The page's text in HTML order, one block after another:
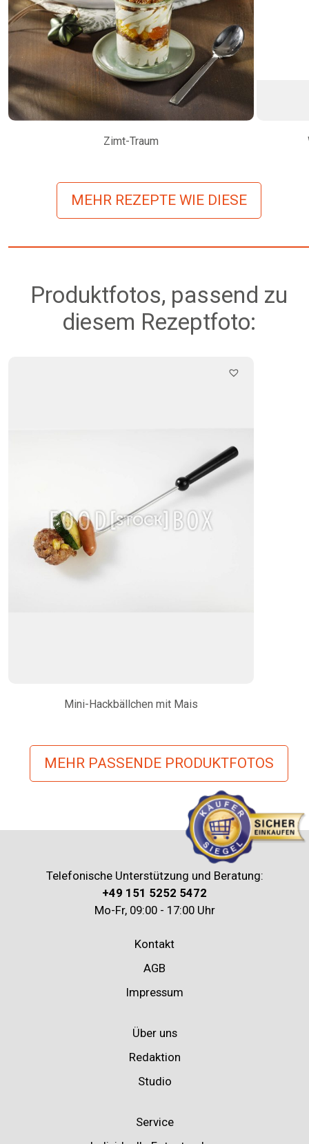
Zimt-Traum
MEHR REZEPTE WIE DIESE
Produktfotos, passend zu
diesem Rezeptfoto:
Mini-Hackbällchen mit Mais
MEHR PASSENDE PRODUKTFOTOS
Telefonische Unterstützung und Beratung:
+49 151 5252 5472
Mo-Fr, 09:00 - 17:00 Uhr
Kontakt
AGB
Impressum
Über uns
Redaktion
Studio
Service